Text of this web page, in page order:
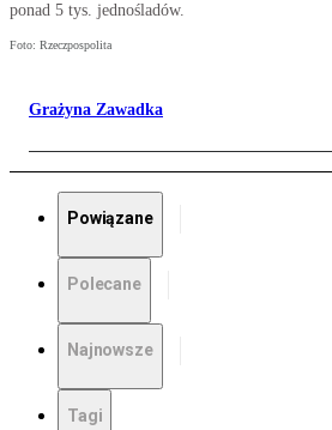
ponad 5 tys. jednośladów.
Foto: Rzeczpospolita
Grażyna Zawadka
Powiązane
Polecane
Najnowsze
Tagi